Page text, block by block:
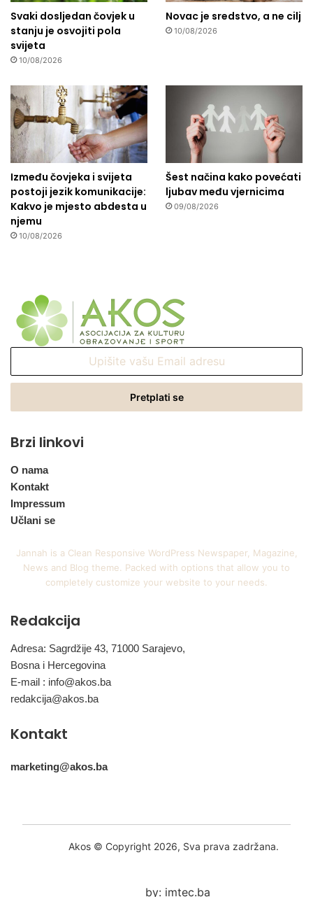
Svaki dosljedan čovjek u
stanju je osvojiti pola
svijeta
10/08/2026
Novac je sredstvo, a ne cilj
10/08/2026
Između čovjeka i svijeta
postoji jezik komunikacije:
Kakvo je mjesto abdesta u
njemu
10/08/2026
Šest načina kako povećati
ljubav među vjernicima
09/08/2026
Email
Brzi linkovi
O nama
Kontakt
Impressum
Učlani se
Jannah is a Clean Responsive WordPress Newspaper, Magazine,
News and Blog theme. Packed with options that allow you to
completely customize your website to your needs.
Redakcija
Adresa: Sagrdžije 43, 71000 Sarajevo,
Bosna i Hercegovina
E-mail : info@akos.ba
redakcija@akos.ba
Kontakt
marketing@akos.ba
Akos © Copyright 2026, Sva prava zadržana.
by: imtec.ba